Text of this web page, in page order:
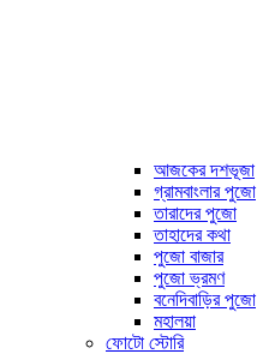
আজকের দশভূজা
গ্রামবাংলার পুজো
তারাদের পুজো
তাহাদের কথা
পুজো বাজার
পুজো ভ্রমণ
বনেদিবাড়ির পুজো
মহালয়া
ফোটো স্টোরি